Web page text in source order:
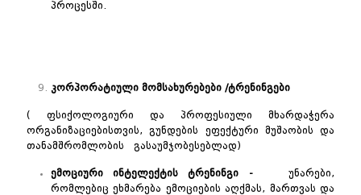
პროცესში.
კორპორატიული მომსახურებები /ტრენინგები
( ფსიქოლოგიური და პროფესიული მხარდაჭერა
ორგანიზაციებისთვის, გუნდების ეფექტური მუშაობის და
თანამშრომლობის გასაუმჯობესებლად)
ემოციური ინტელექტის ტრენინგი -
უნარები,
რომლებიც ეხმარება ემოციების აღქმას, მართვას და